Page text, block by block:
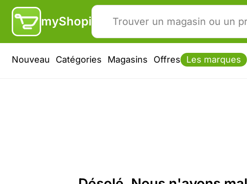
myShopi
Nouveau Catégories Magasins Offres Les marques